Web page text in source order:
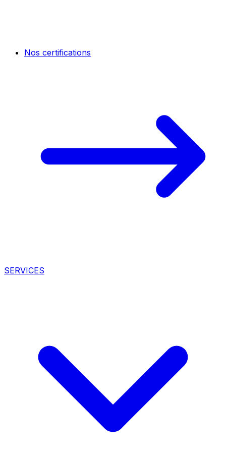
Nos certifications
SERVICES